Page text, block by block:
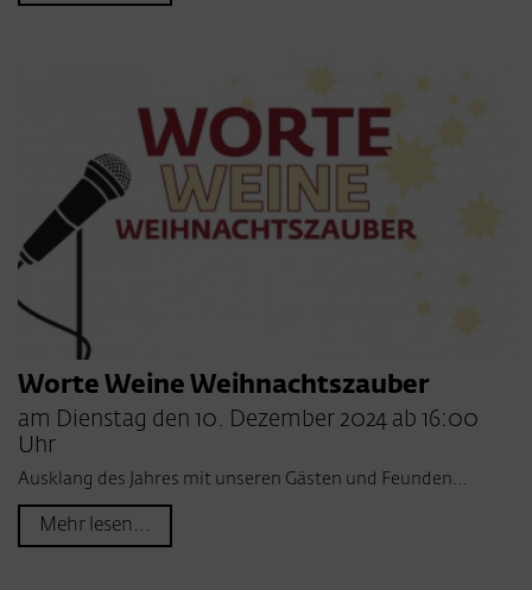
Worte Weine Weihnachtszauber
am Dienstag den 10. Dezember 2024 ab 16:00
Uhr
Ausklang des Jahres mit unseren Gästen und Feunden...
Mehr lesen...